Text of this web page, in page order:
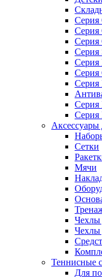
Серия
Серия
Серия
Серия
Серия
Серия
Серия
Серия
Серия
Аксессуары
Сетки
Мячи
Чехлы
Чехлы
Теннисные
Для